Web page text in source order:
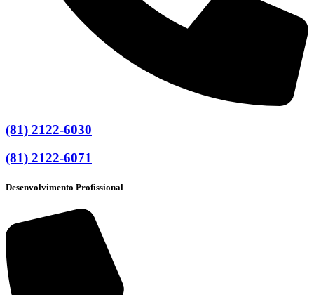
(81) 2122-6030
(81) 2122-6071
Desenvolvimento Profissional